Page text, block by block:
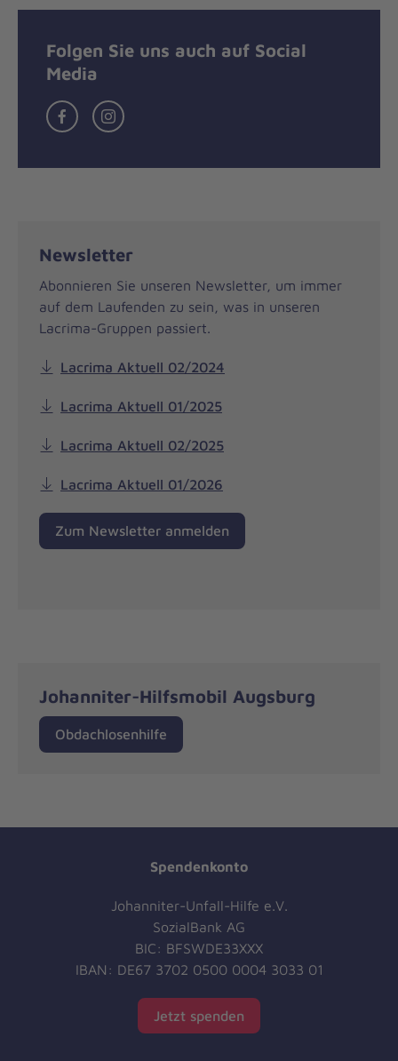
Folgen Sie uns auch auf Social
Media
FacebookInstagramm
Newsletter
Abonnieren Sie unseren Newsletter, um immer
auf dem Laufenden zu sein, was in unseren
Lacrima-Gruppen passiert.
Lacrima Aktuell 02/2024
Lacrima Aktuell 01/2025
Lacrima Aktuell 02/2025
Lacrima Aktuell 01/2026
Zum Newsletter anmelden
Johanniter-Hilfsmobil Augsburg
Obdachlosenhilfe
Spendenkonto
Johanniter-Unfall-Hilfe e.V.
SozialBank AG
BIC: BFSWDE33XXX
IBAN: DE67 3702 0500 0004 3033 01
Jetzt spenden